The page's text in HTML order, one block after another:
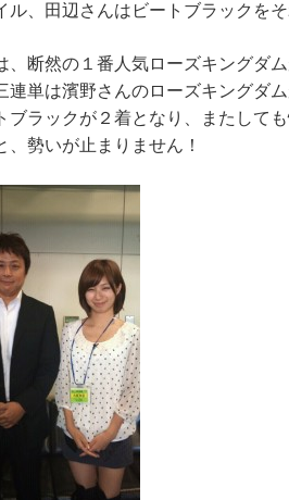
ル、田辺さんはビートブラックを
、断然の１番人気ローズキングダ
連単は濱野さんのローズキングダ
ブラックが２着となり、またして
、勢いが止まりません！